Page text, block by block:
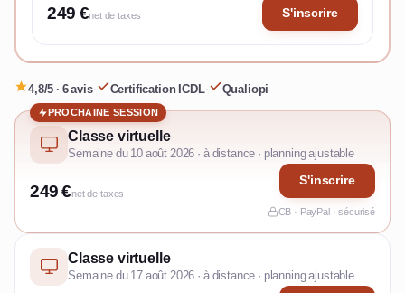
249 €net de taxes S'inscrire
4,8/5 · 6 avis· Certification ICDL· Qualiopi
PROCHAINE SESSION
Classe virtuelle
Semaine du 10 août 2026 · à distance · planning ajustable
249 €net de taxes
S'inscrire
CB · PayPal · sécurisé
Classe virtuelle
Semaine du 17 août 2026 · à distance · planning ajustable